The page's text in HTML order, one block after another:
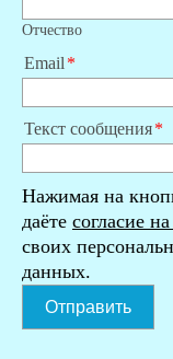
Отчество
Email
Текст сообщения
Нажимая на
даёте согласие
своих
данных.
Отправить